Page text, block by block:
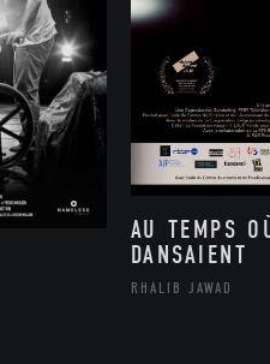
AU TEMPS
DANSAIENT
RHALIB JAWAD